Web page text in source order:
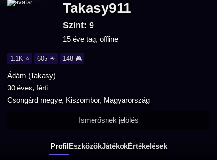
Takasy911
Szint: 9
15 éve tag, offline
1.1K ⭐ 605 ☀ 148 🎮
Ádám (Takasy)
30 éves, férfi
Csongárd megye, Kiszombor, Magyarország
ProfilEszközökJátékokÉrtékelések
Ismerősnek jelölés